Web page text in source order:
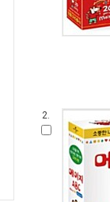
2.